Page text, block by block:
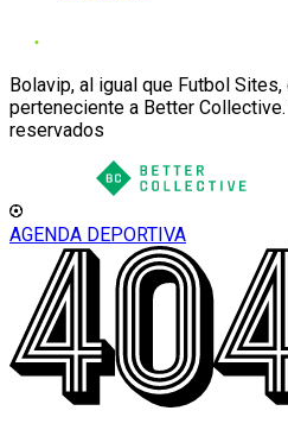
Bolavip, al igual que Futbol
perteneciente a Better
reservados
AGENDA DEPORTIVA